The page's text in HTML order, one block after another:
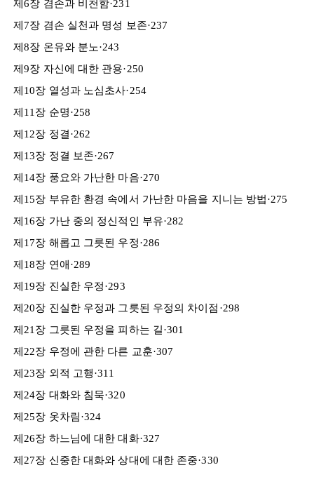
제6장 겸손과 비천함·231
제7장 겸손 실천과 명성 보존·237
제8장 온유와 분노·243
제9장 자신에 대한 관용·250
제10장 열성과 노심초사·254
제11장 순명·258
제12장 정결·262
제13장 정결 보존·267
제14장 풍요와 가난한 마음·270
제15장 부유한 환경 속에서 가난한 마음을 지니는 방법·275
제16장 가난 중의 정신적인 부유·282
제17장 해롭고 그릇된 우정·286
제18장 연애·289
제19장 진실한 우정·293
제20장 진실한 우정과 그릇된 우정의 차이점·298
제21장 그릇된 우정을 피하는 길·301
제22장 우정에 관한 다른 교훈·307
제23장 외적 고행·311
제24장 대화와 침묵·320
제25장 옷차림·324
제26장 하느님에 대한 대화·327
제27장 신중한 대화와 상대에 대한 존중·330